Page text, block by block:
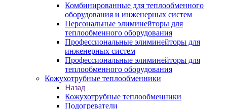
Комбинированные для теплообменного
оборудования и инженерных систем
Персональные элиминейторы для
теплообменного оборудования
Профессиональные элиминейторы для
инженерных систем
Профессиональные элиминейторы для
теплообменного оборудования
Кожухотрубные теплообменники
Назад
Кожухотрубные теплообменники
Подогреватели